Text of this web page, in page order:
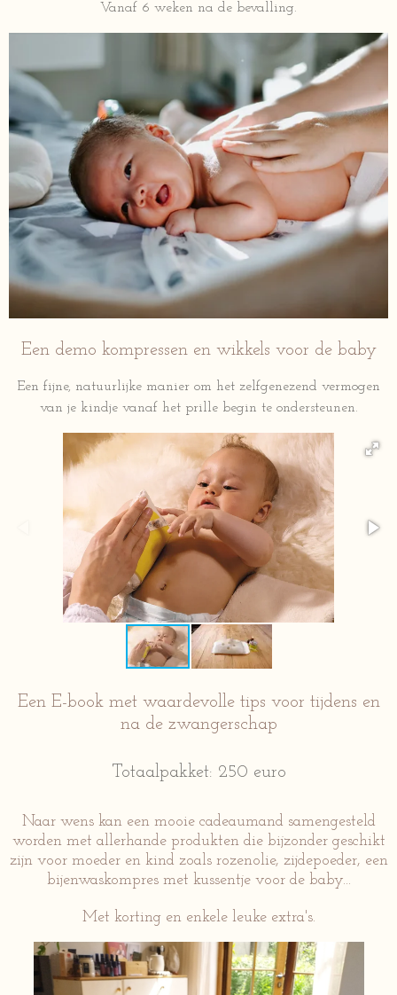
Vanaf 6 weken na de bevalling.
Een demo kompressen en wikkels voor de baby
Een fijne, natuurlijke manier om het zelfgenezend vermogen
van je kindje vanaf het prille begin te ondersteunen.
Een E-book met waardevolletips voor tijdens en
na de zwangerschap
Totaalpakket: 250 euro
Naar wens kan een mooie cadeaumand samengesteld
worden met allerhande produkten die bijzonder geschikt
zijn voor moeder en kind zoals rozenolie, zijdepoeder, een
bijenwaskompres met kussentje voor de baby...
Met korting en enkele leuke extra's.